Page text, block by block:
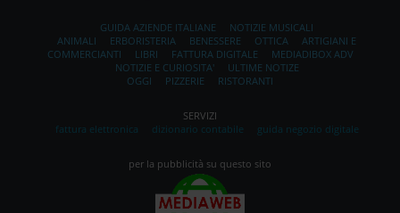
GUIDA AZIENDE ITALIANE
NOTIZIE MUSICALI
ANIMALI
ERBORISTERIA BENESSERE OTTICA
ARTIGIANI E
COMMERCIANTI
LIBRI FATTURA DIGITALE
MEDIADIBOX ADV
NOTIZIE E CURIOSITA'
ULTIME NOTIZE
OGGI
PIZZERIE RISTORANTI
SERVIZI
fattura elettronica
dizionario contabile guida negozio digitale
per la pubblicità su questo sito